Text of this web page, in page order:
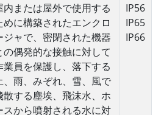
内または屋外で使用する
めに構築されたエンクロ
ジャで、密閉された機器
の偶発的な接触に対して
業員を保護し、落下する
、雨、みぞれ、雪、風で
散する塵埃、飛沫水、ホ
スから噴射される水に対
IP56
IP65
IP66